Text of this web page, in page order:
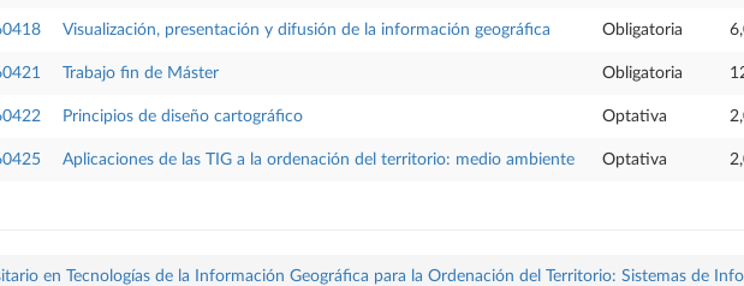
Visualización, presentación y difusión de la información geográfica Obligatoria
Trabajo fin de Máster Obligatoria
Principios de diseño cartográfico Optativa
Aplicaciones de las TIG a la ordenación del territorio: medio ambiente Optativa
en Tecnologías de la Información Geográfica para la Ordenación del Territorio: Sistemas de